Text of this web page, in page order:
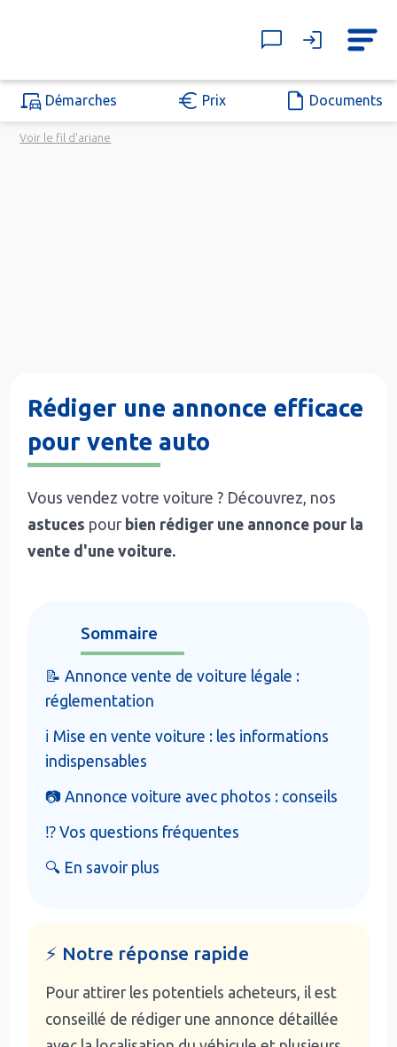
Démarches Prix Documents
Voir le fil d'ariane
Rédiger une annonce efficace
pour vente auto
Vous vendez votre voiture ? Découvrez, nos
astuces pour bien rédiger une annonce pour la
vente d'une voiture.
Sommaire
📝 Annonce vente de voiture légale :
réglementation
ℹ️ Mise en vente voiture : les informations
indispensables
📷 Annonce voiture avec photos : conseils
⁉️ Vos questions fréquentes
🔍 En savoir plus
⚡ Notre réponse rapide
Pour attirer les potentiels acheteurs, il est
conseillé de rédiger une annonce détaillée